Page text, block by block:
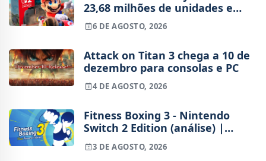
23,68 milhões de unidades e
está 4 milhões à frente da
Switch original no mesmo
6 DE AGOSTO, 2026
Attack on Titan 3 chega a 10 de
dezembro para consolas e PC
4 DE AGOSTO, 2026
Fitness Boxing 3 - Nintendo
Switch 2 Edition (análise) |
Treinos refinados, mas ainda
fora de ritmo
3 DE AGOSTO, 2026